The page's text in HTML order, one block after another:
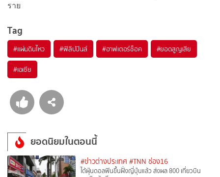
ราย
Tag
#แผ่นดินไหว #ฟิลิปปินส์ #อาฟเตอร์ช็อค #ยอดสูญเสีย
#เอเชีย
ยอดนิยมในตอนนี้
#ข่าวต่างประเทศ #TNN ช่อง16
ไต้ฝุ่นดอลฟินขึ้นฝั่งญี่ปุ่นแล้ว ส่งผล 800 เที่ยวบิน